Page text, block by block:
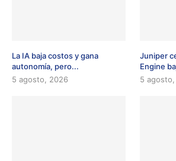
La IA baja costos y gana
autonomía, pero...
5 agosto, 2026
Juniper
Engine
5